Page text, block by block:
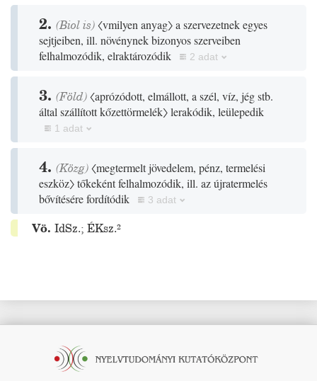
2. (Biolis)〈vmilyen anyag〉a szervezetnek egyes
sejtjeiben, ill. növénynek bizonyos szerveiben
felhalmozódik, elraktározódik
2 adat
3. (Föld)〈aprózódott, elmállott, a szél, víz, jég stb.
által szállított kőzettörmelék〉lerakódik, leülepedik
1 adat
4. (Közg)〈megtermelt jövedelem, pénz, termelési
eszköz〉tőkeként felhalmozódik, ill. az újratermelés
bővítésére fordítódik
3 adat
Vö. IdSz.; ÉKsz.²